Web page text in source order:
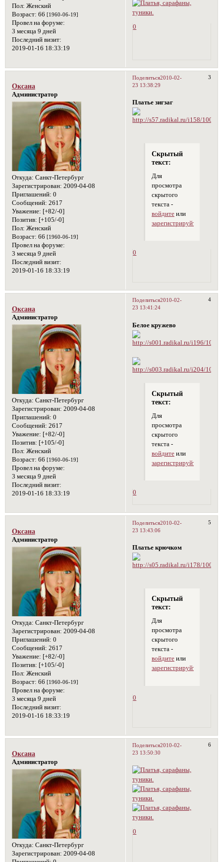
Пол: Женский
Возраст: 66 [1960-06-19]
Провел на форуме:
3 месяца 9 дней
Последний визит:
2019-01-16 18:33:19
0
Поделиться 3
2010-02-
23 13:38:29
Оксана
Администратор
Откуда: Санкт-Петербург
Зарегистрирован: 2009-04-08
Приглашений: 0
Сообщений: 2617
Уважение: [+82/-0]
Позитив: [+105/-0]
Пол: Женский
Возраст: 66 [1960-06-19]
Провел на форуме:
3 месяца 9 дней
Последний визит:
2019-01-16 18:33:19
Платье зигзаг
Скрытый
текст:
Для
просмотра
скрытого
текста -
войдитеили
зарегистрируйтесь
0
Поделиться 4
2010-02-
23 13:41:24
Оксана
Администратор
Откуда: Санкт-Петербург
Зарегистрирован: 2009-04-08
Приглашений: 0
Сообщений: 2617
Уважение: [+82/-0]
Позитив: [+105/-0]
Пол: Женский
Возраст: 66 [1960-06-19]
Провел на форуме:
3 месяца 9 дней
Последний визит:
2019-01-16 18:33:19
Белое кружево
Скрытый
текст:
Для
просмотра
скрытого
текста -
войдитеили
зарегистрируйтесь
0
Поделиться 5
2010-02-
23 13:43:06
Оксана
Администратор
Откуда: Санкт-Петербург
Зарегистрирован: 2009-04-08
Приглашений: 0
Сообщений: 2617
Уважение: [+82/-0]
Позитив: [+105/-0]
Пол: Женский
Возраст: 66 [1960-06-19]
Провел на форуме:
3 месяца 9 дней
Последний визит:
2019-01-16 18:33:19
Платье крючком
Скрытый
текст:
Для
просмотра
скрытого
текста -
войдитеили
зарегистрируйтесь
0
Поделиться 6
2010-02-
23 13:50:30
Оксана
Администратор
Откуда: Санкт-Петербург
Зарегистрирован: 2009-04-08
0